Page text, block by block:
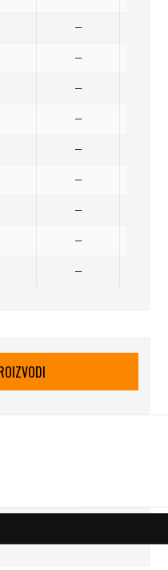
—
—
—
—
—
—
—
—
—